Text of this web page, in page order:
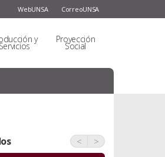
WebUNSA CorreoUNSA
y
Servicios
Proyección
Social
< >